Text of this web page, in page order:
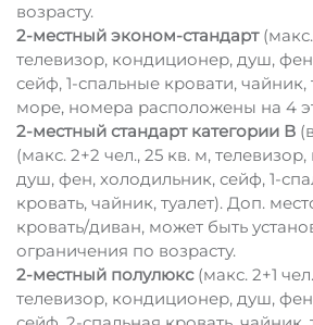
возрасту.
2-местный эконом-стандарт(макс.
телевизор, кондиционер, душ,
сейф, 1-спальные кровати, чайник,
море, номера расположены на 4
2-местный стандарт категории В
(макс. 2+2 чел., 25 кв. м,
душ, фен, холодильник, сейф, 1-
кровать, чайник, туалет). Доп.
кровать/диван, может быть
ограничения по возрасту.
2-местный полулюкс(макс. 2+1
телевизор, кондиционер, душ,